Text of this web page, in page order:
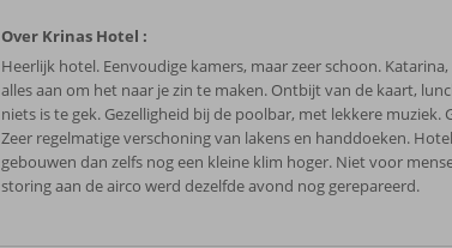
Over Krinas Hotel :
Heerlijk hotel. Eenvoudige kamers, maar zeer schoon.
alles aan om het naar je zin te maken. Ontbijt van de kaart,
niets is te gek. Gezelligheid bij de poolbar, met lekkere muziek.
Zeer regelmatige verschoning van lakens en handdoeken.
gebouwen dan zelfs nog een kleine klim hoger. Niet voor
storing aan de airco werd dezelfde avond nog gerepareerd.